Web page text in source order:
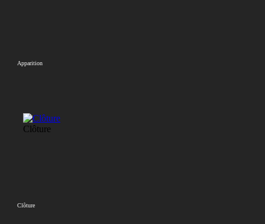
Apparition
Clôture
Clôture